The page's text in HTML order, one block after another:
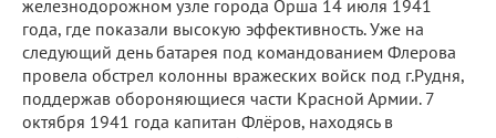
железнодорожном узле города Орша 14 июля 1941
года, где показали высокую эффективность. Уже на
следующий день батарея под командованием Флерова
провела обстрел колонны вражеских войск под г.Рудня,
поддержав обороняющиеся части Красной Армии. 7
октября 1941 года капитан Флёров, находясь в